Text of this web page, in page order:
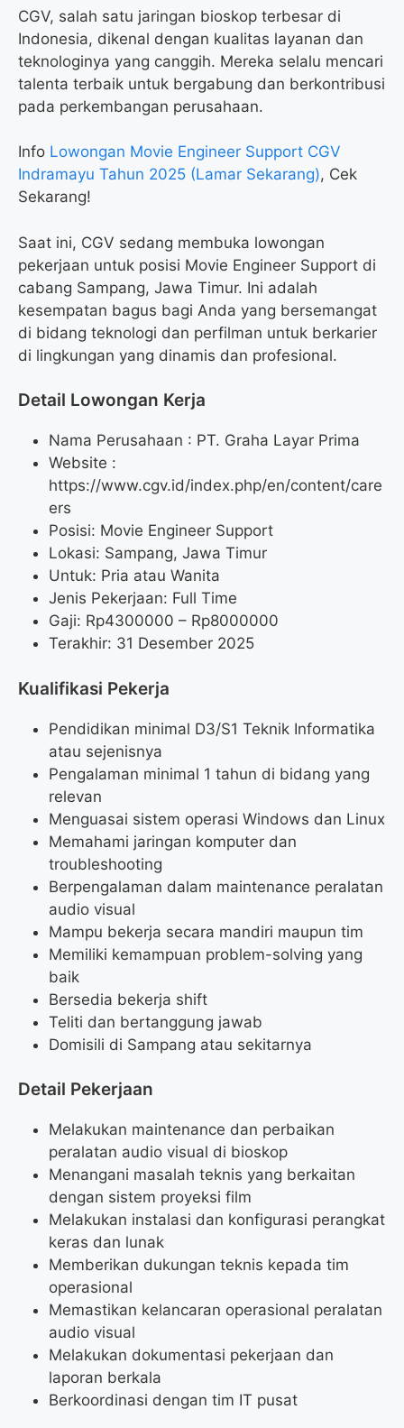
CGV, salah satu jaringan bioskop terbesar di
Indonesia, dikenal dengan kualitas layanan dan
teknologinya yang canggih. Mereka selalu mencari
talenta terbaik untuk bergabung dan berkontribusi
pada perkembangan perusahaan.
Info Lowongan Movie Engineer Support CGV
Indramayu Tahun 2025 (Lamar Sekarang), Cek
Sekarang!
Saat ini, CGV sedang membuka lowongan
pekerjaan untuk posisi Movie Engineer Support di
cabang Sampang, Jawa Timur. Ini adalah
kesempatan bagus bagi Anda yang bersemangat
di bidang teknologi dan perfilman untuk berkarier
di lingkungan yang dinamis dan profesional.
Detail Lowongan Kerja
Nama Perusahaan : PT. Graha Layar Prima
Website :
https://www.cgv.id/index.php/en/content/care
ers
Posisi: Movie Engineer Support
Lokasi: Sampang, Jawa Timur
Untuk: Pria atau Wanita
Jenis Pekerjaan: Full Time
Gaji: Rp4300000 – Rp8000000
Terakhir: 31 Desember 2025
Kualifikasi Pekerja
Pendidikan minimal D3/S1 Teknik Informatika
atau sejenisnya
Pengalaman minimal 1 tahun di bidang yang
relevan
Menguasai sistem operasi Windows dan Linux
Memahami jaringan komputer dan
troubleshooting
Berpengalaman dalam maintenance peralatan
audio visual
Mampu bekerja secara mandiri maupun tim
Memiliki kemampuan problem-solving yang
baik
Bersedia bekerja shift
Teliti dan bertanggung jawab
Domisili di Sampang atau sekitarnya
Detail Pekerjaan
Melakukan maintenance dan perbaikan
peralatan audio visual di bioskop
Menangani masalah teknis yang berkaitan
dengan sistem proyeksi film
Melakukan instalasi dan konfigurasi perangkat
keras dan lunak
Memberikan dukungan teknis kepada tim
operasional
Memastikan kelancaran operasional peralatan
audio visual
Melakukan dokumentasi pekerjaan dan
laporan berkala
Berkoordinasi dengan tim IT pusat